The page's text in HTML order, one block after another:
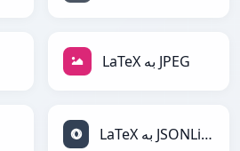
LaTeX به JPEG
LaTeX به JSONLines